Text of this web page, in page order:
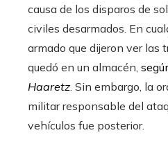
causa de los disparos de
civiles desarmados. En
armado que dijeron ver las
quedó en un almacén,
Haaretz . Sin embargo, la
militar responsable del
vehículos fue posterior.